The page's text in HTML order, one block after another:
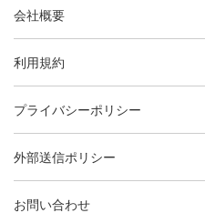
会社概要
利用規約
プライバシーポリシー
外部送信ポリシー
お問い合わせ